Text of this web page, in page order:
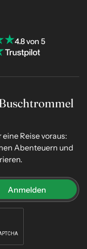
4.8 von 5
Reise voraus:
Abenteuern und